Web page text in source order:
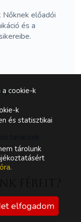
Nőknek előadói
és a
cookie-k
k
és statisztikai
tárolunk
.
elfogadom